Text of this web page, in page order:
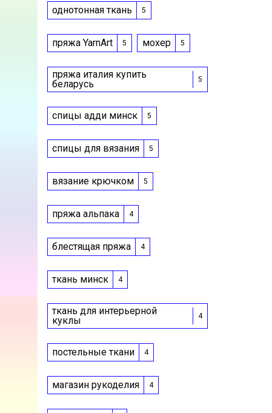
однотонная ткань 5
пряжа YarnArt 5 мохер 5
пряжа италия купить
беларусь
5
спицы адди минск 5
спицы для вязания 5
вязание крючком 5
пряжа альпака 4
блестящая пряжа 4
ткань минск 4
ткань для интерьерной
куклы
4
постельные ткани 4
магазин рукоделия 4